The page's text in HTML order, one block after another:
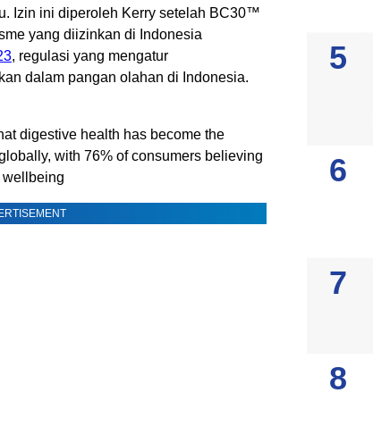
Izin ini diperoleh Kerry setelah BC30™
yang diizinkan di Indonesia
, regulasi yang mengatur
dalam pangan olahan di Indonesia.
digestive health has become the
with 76% of consumers believing
wellbeing